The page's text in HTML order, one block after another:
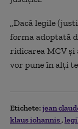
„Dacă legile
forma adoptată
ridicarea MCV și
vor pune în alți
Etichete: jean
klaus iohannis